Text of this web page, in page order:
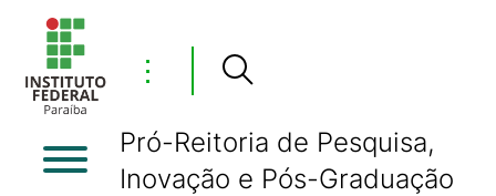
⋮
Pró-Reitoria de Pesquisa,
Inovação e Pós-Graduação